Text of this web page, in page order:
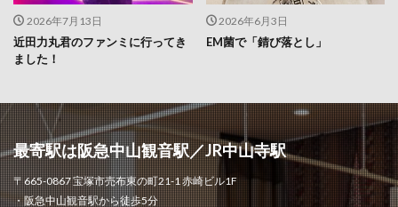
2026年7月13日
近田力丸君のファンミに行ってき
ました！
2026年6月3日
EM菌で「錆び落とし」
最寄駅は阪急中山観音駅／JR中山寺駅
〒665-0867 宝塚市売布東の町21-1 赤崎ビル1F
・阪急中山観音駅から徒歩5分